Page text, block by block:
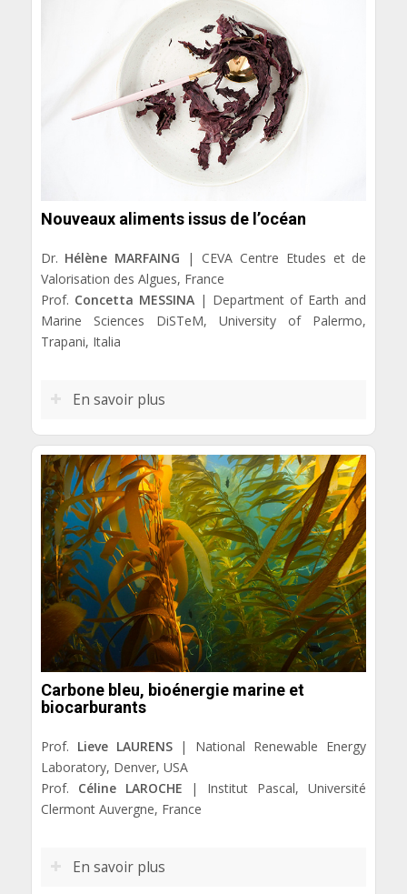
Nouveaux aliments issus de l’océan
Dr. Hélène MARFAING | CEVA Centre Etudes et de
Valorisation des Algues, France
Prof. Concetta MESSINA| Department of Earth and
Marine Sciences DiSTeM, University of Palermo,
Trapani, Italia
En savoir plus
Carbone bleu, bioénergie marine et
biocarburants
Prof. Lieve LAURENS| National Renewable Energy
Laboratory, Denver, USA
Prof. Céline LAROCHE | Institut Pascal, Université
Clermont Auvergne, France
En savoir plus